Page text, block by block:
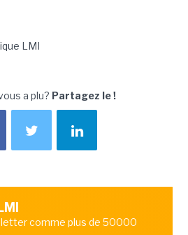
LMI
a plu? Partagez le !
comme plus de 50000